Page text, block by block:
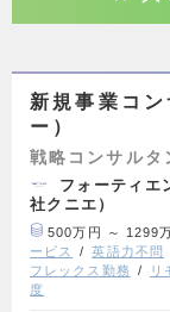
新規事業コ
ー）
戦略コンサルタ
フォーティエ
社クニエ）
500万円 ～ 1299
ービス
英語力不問
フレックス勤務
リ
度